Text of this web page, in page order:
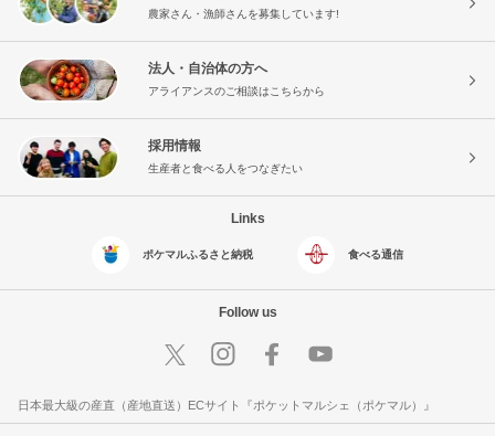
農家さん・漁師さんを募集しています!
法人・自治体の方へ
アライアンスのご相談はこちらから
採用情報
生産者と食べる人をつなぎたい
Links
ポケマルふるさと納税 食べる通信
Follow us
日本最大級の産直（産地直送）ECサイト『ポケットマルシェ（ポケマル）』